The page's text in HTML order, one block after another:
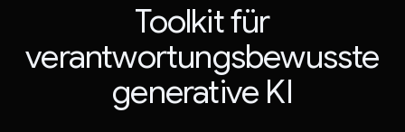
Toolkit für
verantwortungsbewusste
generative KI